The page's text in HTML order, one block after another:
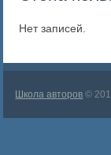
Нет записей.
Школа авторов ©